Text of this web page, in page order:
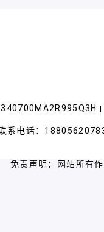
|
系电话：
免责声明：网站所有